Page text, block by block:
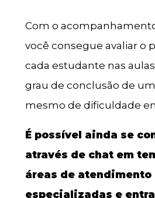
Com o
você consegue avaliar o
cada estudante nas
grau de conclusão de
mesmo de dificuldade
É possível ainda se
através de chat em
áreas de atendimento
especializadas e